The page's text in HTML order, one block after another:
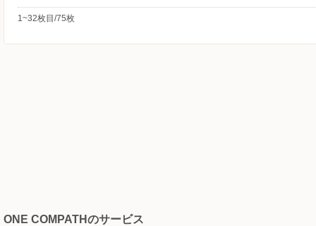
1~32枚目/75枚
ONE COMPATHのサービス